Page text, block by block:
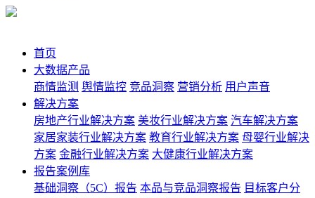
首页
大数据产品
商情监测 舆情监控 竞品洞察 营销分析 用户声音
解决方案
房地产行业解决方案 美妆行业解决方案 汽车解决方案
家居家装行业解决方案 教育行业解决方案 母婴行业解决
方案 金融行业解决方案 大健康行业解决方案
报告案例库
基础洞察（5C）报告 本品与竞品洞察报告 目标客户分